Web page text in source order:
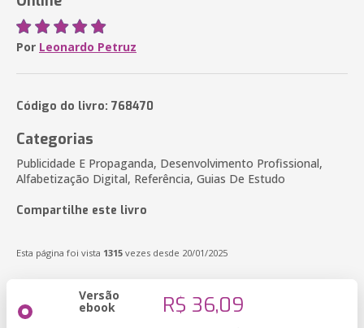
Por Leonardo Petruz
Código do livro: 768470
Categorias
Publicidade E Propaganda, Desenvolvimento Profissional,
Alfabetização Digital, Referência, Guias De Estudo
Compartilhe este livro
Esta página foi vista 1315 vezes desde 20/01/2025
Versão
ebook R$ 36,09